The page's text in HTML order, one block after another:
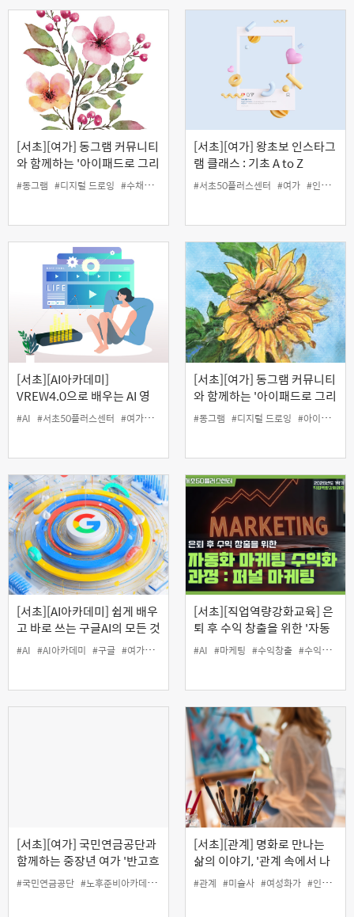
[서초][여가] 동그램 커뮤니티
와 함께하는 '아이패드로 그리
는 디지털 수채화'
#동그램 #디지털 드로잉 #수채화 #아이패드 #여가 #인생설계
[서초][여가] 왕초보 인스타그
램 클래스 : 기초 A to Z
#서초50플러스센터 #여가 #인생설계
[서초][AI아카데미]
VREW4.0으로 배우는 AI 영
상 제작하기
#AI #서초50플러스센터 #여가 #영상 #인생설계
[서초][여가] 동그램 커뮤니티
와 함께하는 '아이패드로 그리
는 오일파스텔 드로잉'
#동그램 #디지털 드로잉 #아이패드
[서초][AI아카데미] 쉽게 배우
고 바로 쓰는 구글AI의 모든 것
#AI #AI아카데미 #구글 #여가 #인생설계
[서초][직업역량강화교육] 은
퇴 후 수익 창출을 위한 '자동
화 마케팅 수익화 과정:퍼널
마케팅'
#AI #마케팅 #수익창출 #수익화
[서초][여가] 국민연금공단과
함께하는 중장년 여가 '반고흐
따라 떠나는 프랑스 산책'
#국민연금공단 #노후준비아카데미 #인생설계 #재무
[서초][관계] 명화로 만나는
삶의 이야기, '관계 속에서 나
를 지키며 살아간 여성 화가
들' (온라인)
#관계 #미술사 #여성화가 #인생설계